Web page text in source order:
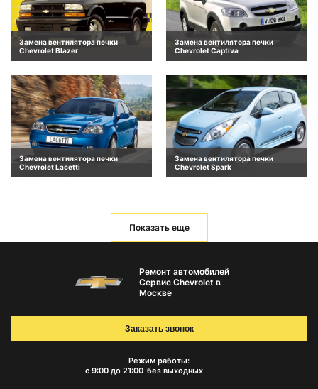
Замена вентилятора печки
Chevrolet Blazer
Замена вентилятора печки
Chevrolet Captiva
Замена вентилятора печки
Chevrolet Lacetti
Замена вентилятора печки
Chevrolet Spark
Показать еще
Ремонт автомобилей
Сервис Chevrolet в
Москве
Режим работы:
с 9:00 до 21:00 без выходных
Заказать звонок